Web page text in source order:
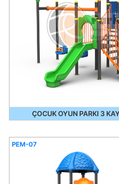
ÇOCUK OYUN PARKI 3
PEM-07